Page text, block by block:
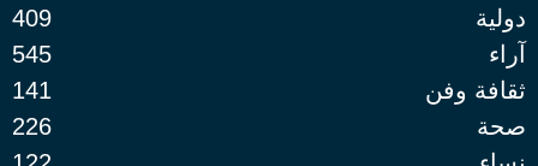
دولية
409
آراء
545
ثقافة وفن
141
صحة
226